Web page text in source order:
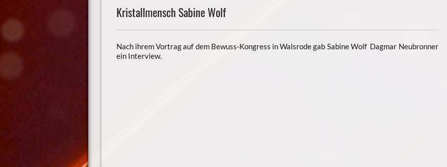
Kristallmensch Sabine Wolf
Nach ihrem Vortrag auf dem Bewuss-Kongress in Walsrode gab Sabine Wolf Dagmar Neubronner
ein Interview.